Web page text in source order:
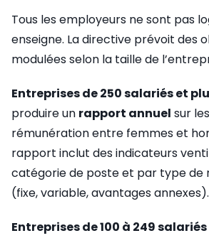
Tous les employeurs ne sont pas
enseigne. La directive prévoit des
modulées selon la taille de
Entreprises de 250 salariés et
produire un rapport annuel sur
rémunération entre femmes et
rapport inclut des indicateurs
catégorie de poste et par type de
(fixe, variable, avantages annexes).
Entreprises de 100 à 249 salariés